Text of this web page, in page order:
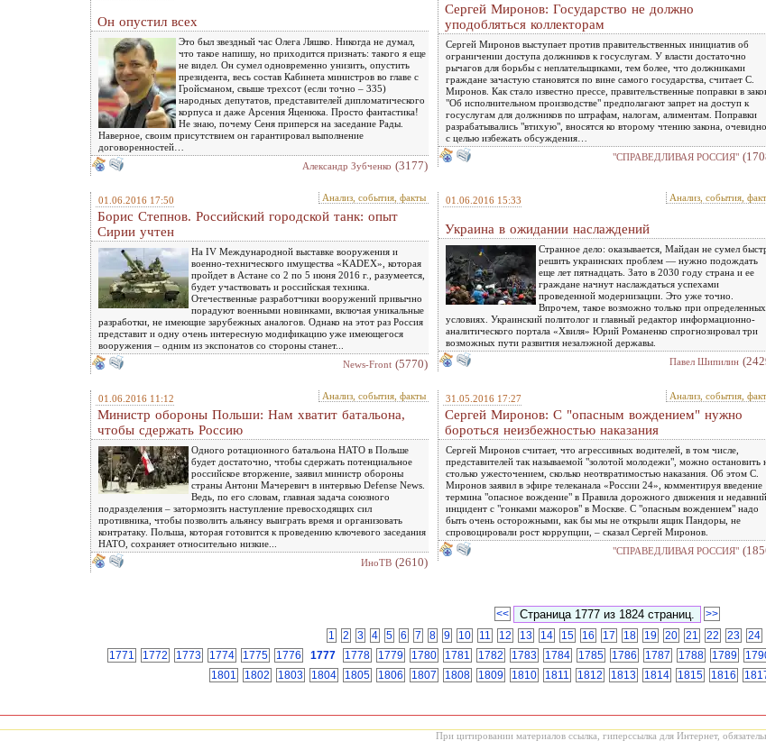
Он опустил всех
Это был звездный час Олега Ляшко. Никогда не думал,
что такое напишу, но приходится признать: такого я еще
не видел. Он сумел одновременно унизить, опустить
президента, весь состав Кабинета министров во главе с
Гройсманом, свыше трехсот (если точно – 335)
народных депутатов, представителей дипломатического
корпуса и даже Арсения Яценюка. Просто фантастика!
Не знаю, почему Сеня приперся на заседание Рады.
Наверное, своим присутствием он гарантировал выполнение
договоренностей…
Александр Зубченко (3177)
Сергей Миронов: Государство не должно
уподобляться коллекторам
Сергей Миронов выступает против правительственных инициатив об
ограничении доступа должников к госуслугам. У власти достаточно
рычагов для борьбы с неплательщиками, тем более, что должниками
граждане зачастую становятся по вине самого государства, считает С.
Миронов. Как стало известно прессе, правительственные поправки в
"Об исполнительном производстве" предполагают запрет на доступ к
госуслугам для должников по штрафам, налогам, алиментам. Поправки
разрабатывались "втихую", вносятся ко второму чтению закона, очевидно,
с целью избежать обсуждения…
"СПРАВЕДЛИВАЯ РОССИЯ"
01.06.2016 17:50 Анализ, события, факты
Борис Степнов. Российский городской танк: опыт
Сирии учтен
На IV Международной выставке вооружения и
военно-технического имущества «KADEX», которая
пройдет в Астане со 2 по 5 июня 2016 г., разумеется,
будет участвовать и российская техника.
Отечественные разработчики вооружений привычно
порадуют военными новинками, включая уникальные
разработки, не имеющие зарубежных аналогов. Однако на этот раз Россия
представит и одну очень интересную модификацию уже имеющегося
вооружения – одним из экспонатов со стороны станет...
News-Front (5770)
01.06.2016 15:33 Анализ, события,
Украина в ожидании наслаждений
Странное дело: оказывается, Майдан не сумел
решить украинских проблем — нужно подождать
еще лет пятнадцать. Зато в 2030 году страна и ее
граждане начнут наслаждаться успехами
проведенной модернизации. Это уже точно.
Впрочем, такое возможно только при определенных
условиях. Украинский политолог и главный редактор информационно-
аналитического портала «Хвиля» Юрий Романенко спрогнозировал три
возможных пути развития незалэжной державы.
Павел Шипилин
01.06.2016 11:12 Анализ, события, факты
Министр обороны Польши: Нам хватит батальона,
чтобы сдержать Россию
Одного ротационного батальона НАТО в Польше
будет достаточно, чтобы сдержать потенциальное
российское вторжение, заявил министр обороны
страны Антони Мачеревич в интервью Defense News.
Ведь, по его словам, главная задача союзного
подразделения – затормозить наступление превосходящих сил
противника, чтобы позволить альянсу выиграть время и организовать
контратаку. Польша, которая готовится к проведению ключевого заседания
НАТО, сохраняет относительно низкие...
ИноТВ (2610)
31.05.2016 17:27 Анализ, события,
Сергей Миронов: С "опасным вождением" нужно
бороться неизбежностью наказания
Сергей Миронов считает, что агрессивных водителей, в том числе,
представителей так называемой "золотой молодежи", можно остановить
столько ужесточением, сколько неотвратимостью наказания. Об этом С.
Миронов заявил в эфире телеканала «России 24», комментируя введение
термина "опасное вождение" в Правила дорожного движения и недавний
инцидент с "гонками мажоров" в Москве. С "опасным вождением" надо
быть очень осторожными, как бы мы не открыли ящик Пандоры, не
спровоцировали рост коррупции, – сказал Сергей Миронов.
"СПРАВЕДЛИВАЯ РОССИЯ"
<<
>>
1
2 3 4 5 6 7 8 9 10 11 12 13 14 15 16 17 18 19 20 21 22 23 24
1771
1772 1773 1774 1775 1776 1777 1778 1779 1780 1781 1782 1783 1784 1785 1786 1787 1788 1789
1801
1802 1803 1804 1805 1806 1807 1808 1809 1810 1811 1812 1813 1814 1815 1816
При цитировании материалов ссылка, гиперссылка для Интернет,